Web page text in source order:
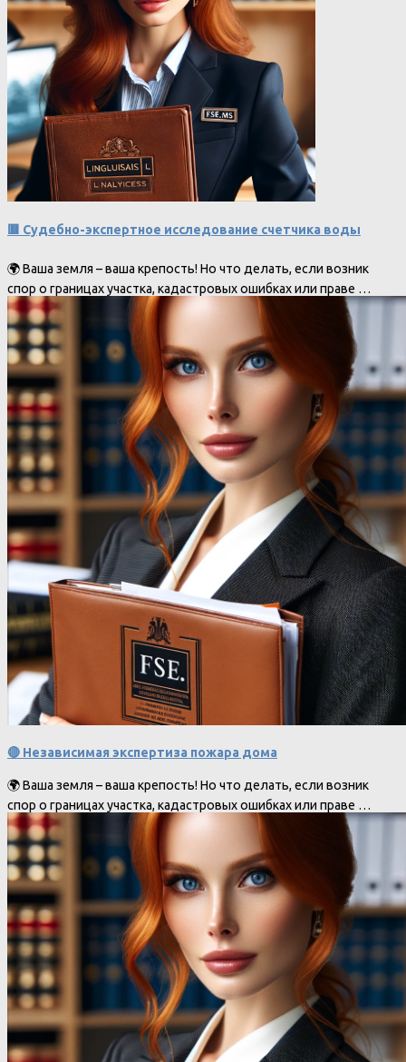
🟥 Судебно-экспертное исследование счетчика воды
🌍 Ваша земля – ваша крепость! Но что делать, если возник
спор о границах участка, кадастровых ошибках или праве …
🔴 Независимая экспертиза пожара дома
🌍 Ваша земля – ваша крепость! Но что делать, если возник
спор о границах участка, кадастровых ошибках или праве …